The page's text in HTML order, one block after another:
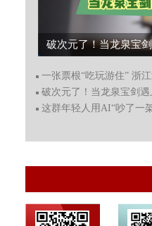
一张票根“吃玩游住” 浙
破次元了！当龙泉宝剑
这群年轻人用AI“吵了一